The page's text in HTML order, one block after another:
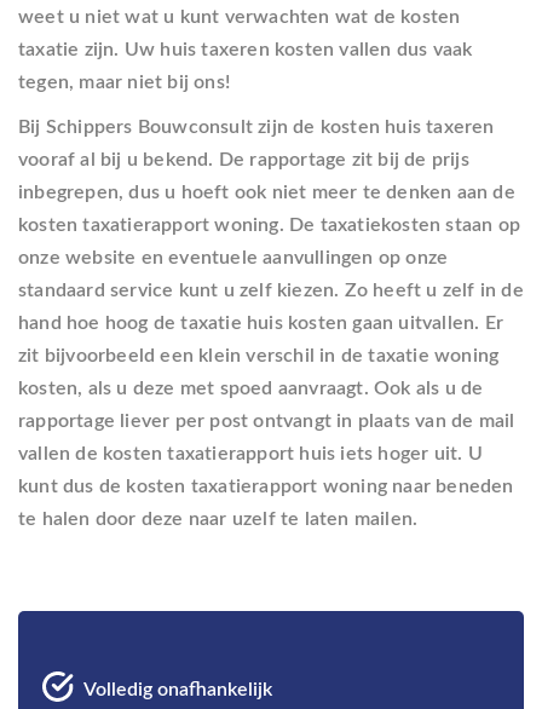
weet u niet wat u kunt verwachten wat de kosten
taxatie zijn. Uw huis taxeren kosten vallen dus vaak
tegen, maar niet bij ons!
Bij Schippers Bouwconsult zijn de kosten huis taxeren
vooraf al bij u bekend. De rapportage zit bij de prijs
inbegrepen, dus u hoeft ook niet meer te denken aan de
kosten taxatierapport woning. De taxatiekosten staan op
onze website en eventuele aanvullingen op onze
standaard service kunt u zelf kiezen. Zo heeft u zelf in de
hand hoe hoog de taxatie huis kosten gaan uitvallen. Er
zit bijvoorbeeld een klein verschil in de taxatie woning
kosten, als u deze met spoed aanvraagt. Ook als u de
rapportage liever per post ontvangt in plaats van de mail
vallen de kosten taxatierapport huis iets hoger uit. U
kunt dus de kosten taxatierapport woning naar beneden
te halen door deze naar uzelf te laten mailen.
Volledig onafhankelijk